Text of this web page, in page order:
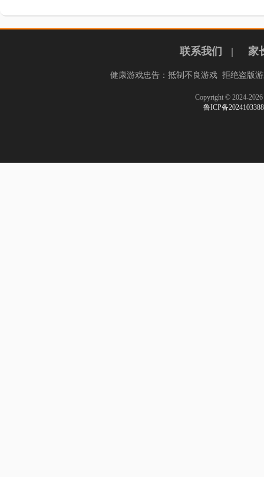
联系我们 | 家
健康游戏忠告：抵制不良游戏 拒绝盗版
Copyright © 2024-
鲁ICP备